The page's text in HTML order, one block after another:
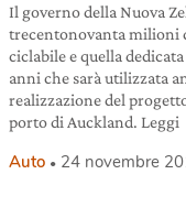
Il governo della Nuova
trecentonovanta milioni
ciclabile e quella
anni che sarà utilizzata
realizzazione del
porto di Auckland. Leggi
Auto 24 novembre